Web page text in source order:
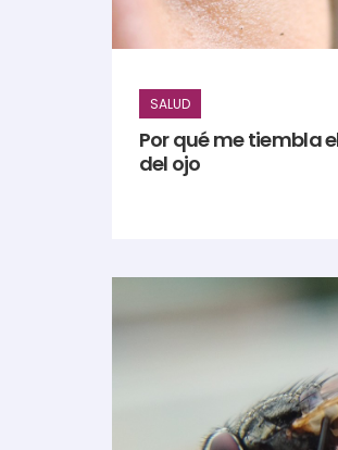
SALUD
Por qué me tiembla
del ojo